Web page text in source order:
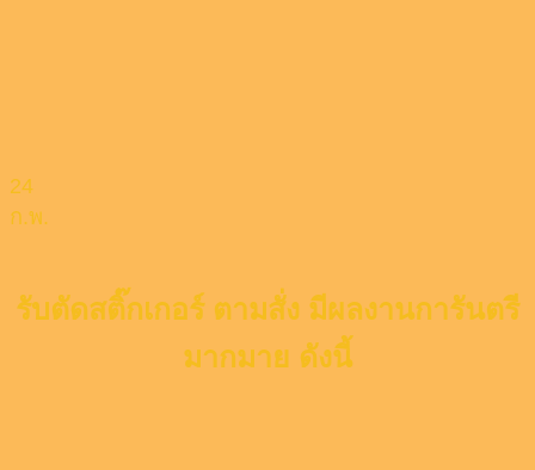
24
ก.พ.
รับตัดสติ๊กเกอร์ ตามสั่ง มีผลงานการันตรี
มากมาย ดังนี้